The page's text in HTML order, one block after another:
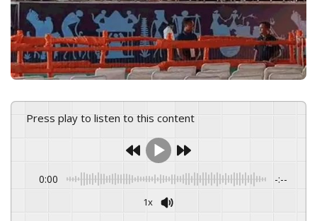
Press play to listen to this content
0:00 -:--
1x